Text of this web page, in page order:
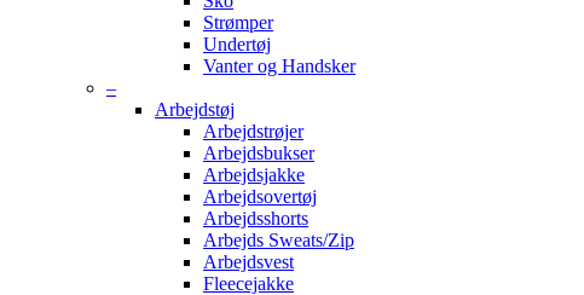
Strømper
Undertøj
Vanter og Handsker
–
Arbejdstøj
Arbejdstrøjer
Arbejdsbukser
Arbejdsjakke
Arbejdsovertøj
Arbejdsshorts
Arbejds Sweats/Zip
Arbejdsvest
Fleecejakke